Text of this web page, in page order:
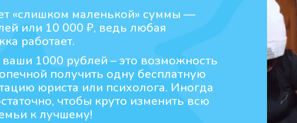
1000 рублей – это возможность
получить одну бесплатную
юриста или психолога. Иногда
чтобы круто изменить всю
к лучшему!
«слишком маленькой» суммы —
или 10 000 ₽, ведь любая
работает.